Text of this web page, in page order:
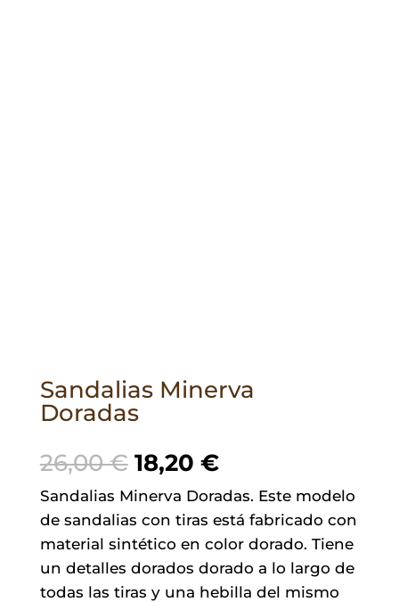
Sandalias Minerva
Doradas
26,00€ El
precio
original
era:
26,00 €.
18,20 €El
precio
actual
es:
18,20 €.
Sandalias Minerva Doradas. Este modelo
de sandalias con tiras está fabricado con
material sintético en color dorado. Tiene
un detalles dorados dorado a lo largo de
todas las tiras y una hebilla del mismo